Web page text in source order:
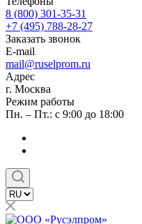
8 (800) 301-35-31
+7 (495) 788-28-27
Заказать звонок
E-mail
mail@ruselprom.ru
Адрес
г. Москва
Режим работы
Пн. – Пт.: с 9:00 до 18:00